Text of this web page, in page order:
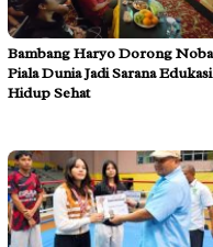
Bambang Haryo Dorong
Piala Dunia Jadi Sarana Edukasi
Hidup Sehat